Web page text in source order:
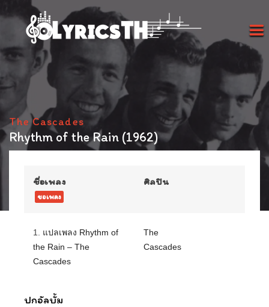
The Cascades
Rhythm of the Rain (1962)
ชื่อเพลง
ขอเพลง
ศิลปิน
1. แปลเพลง Rhythm of
the Rain – The
Cascades
The
Cascades
ปกอัลบั้ม